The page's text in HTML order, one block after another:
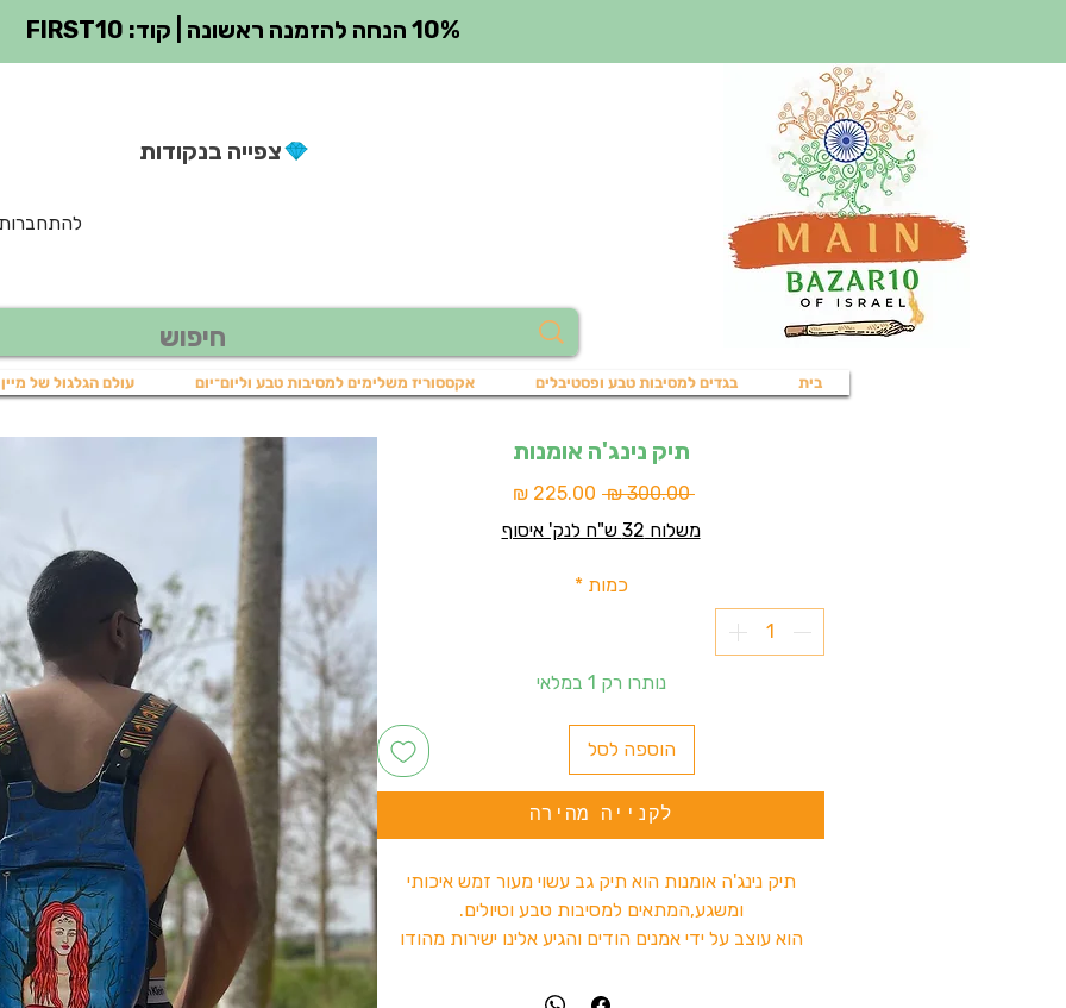
צפייה בנקודות
להתחברות
בית בגדים למסיבות טבע ופסטיבלים אקססוריז משלימים למסיבות טבע וליום־יום עולם הגלגול של
תיק נינג'ה אומנות
‏300.00 ‏₪
מחיר
רגיל
מבצע
משלוח 32 ש"ח לנק' איסוף
כמות *
נותרו רק 1 במלאי
הוספה לסל
לקנייה מהירה
תיק נינג'ה אומנות הוא תיק גב עשוי מעור זמש איכותי
ומשגע,המתאים למסיבות טבע וטיולים.
הוא עוצב על ידי אמנים הודים והגיע אלינו ישירות מהודו
, כולל תא סודי לאחסון מטען נייד או